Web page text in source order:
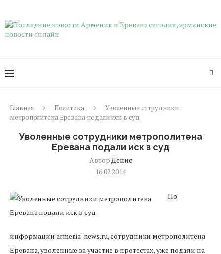
Главная Политика
Уволенные сотрудники
метрополитена Еревана подали иск в суд
Уволенные сотрудники метрополитена
Еревана подали иск в суд
Автор Денис
16.02.2014
По
информации armenia-news.ru, сотрудники метрополитена
Еревана, уволенные за участие в протестах, уже подали на